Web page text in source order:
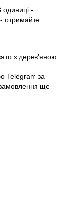
одиниці -
отримайте
з дерев'яною
Telegram за
замовлення ще